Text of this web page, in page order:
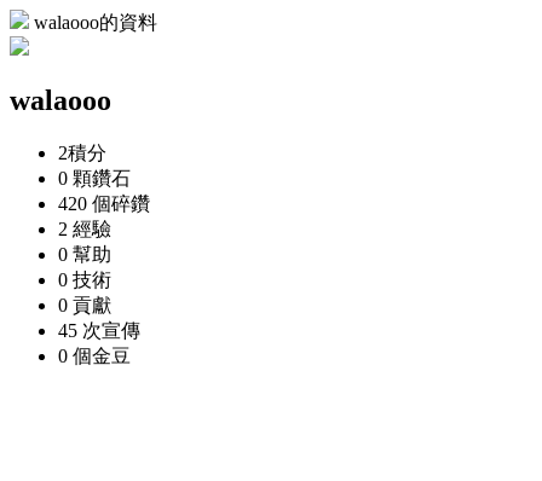
walaooo的資料
walaooo
2積分
0 顆鑽石
420 個碎鑽
2 經驗
0 幫助
0 技術
0 貢獻
45 次宣傳
0 個金豆